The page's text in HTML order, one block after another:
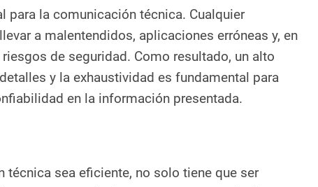
para la comunicación técnica. Cualquier
a malentendidos, aplicaciones erróneas y, en
de seguridad. Como resultado, un alto
y la exhaustividad es fundamental para
en la información presentada.
técnica sea eficiente, no solo tiene que ser